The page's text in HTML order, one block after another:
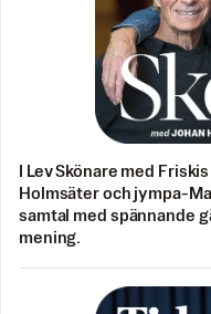
I Lev Skönare med
Holmsäter och jympa-
samtal med spännande
mening.